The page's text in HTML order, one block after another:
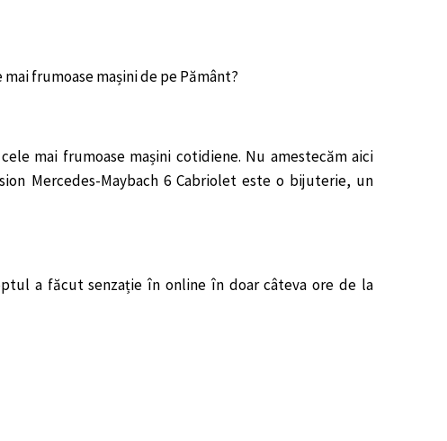
frumoase mașini de pe Pământ?
mai frumoase mașini cotidiene. Nu amestecăm aici
Mercedes-Maybach 6 Cabriolet este o bijuterie, un
a făcut senzație în online în doar câteva ore de la